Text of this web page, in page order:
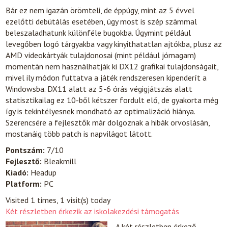
Bár ez nem igazán örömteli, de éppúgy, mint az 5 évvel
ezelőtti debütálás esetében, úgy most is szép számmal
beleszaladhatunk különféle bugokba. Úgymint például
levegőben logó tárgyakba vagy kinyithatatlan ajtókba, plusz az
AMD videokártyák tulajdonosai (mint például jómagam)
momentán nem használhatják ki DX12 grafikai tulajdonságait,
mivel ily módon futtatva a játék rendszeresen kipenderít a
Windowsba. DX11 alatt az 5-6 órás végigjátszás alatt
statisztikailag ez 10-ből kétszer fordult elő, de gyakorta még
így is tekintélyesnek mondható az optimalizáció hiánya.
Szerencsére a fejlesztők már dolgoznak a hibák orvoslásán,
mostanáig több patch is napvilágot látott.
Pontszám: 7/10
Fejlesztő: Bleakmill
Kiadó: Headup
Platform: PC
Visited 1 times, 1 visit(s) today
Két részletben érkezik az iskolakezdési támogatás